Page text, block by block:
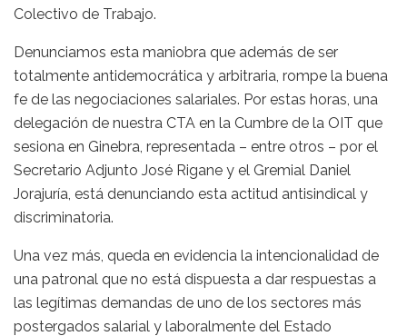
Colectivo de Trabajo.
Denunciamos esta maniobra que además de ser
totalmente antidemocrática y arbitraria, rompe la buena
fe de las negociaciones salariales. Por estas horas, una
delegación de nuestra CTA en la Cumbre de la OIT que
sesiona en Ginebra, representada – entre otros – por el
Secretario Adjunto José Rigane y el Gremial Daniel
Jorajuría, está denunciando esta actitud antisindical y
discriminatoria.
Una vez más, queda en evidencia la intencionalidad de
una patronal que no está dispuesta a dar respuestas a
las legítimas demandas de uno de los sectores más
postergados salarial y laboralmente del Estado